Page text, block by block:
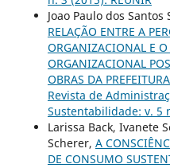
Joao Paulo dos
RELAÇÃO ENTRE A
ORGANIZACIONAL E
ORGANIZACIONAL
OBRAS DA
Revista de
Sustentabilidade: v. 5
Larissa Back, Ivanete
Scherer, A
DE CONSUMO